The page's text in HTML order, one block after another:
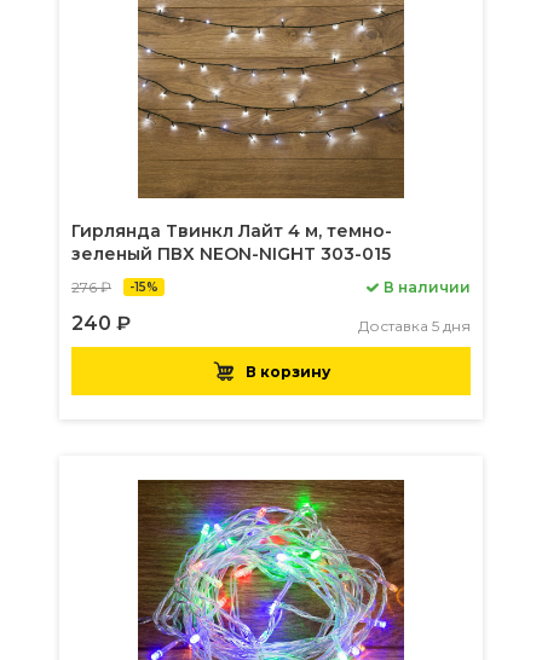
Гирлянда Твинкл Лайт 4 м, темно-
зеленый ПВХ NEON-NIGHT 303-015
276 ₽ -15%
240 ₽
В наличии
Доставка 5 дня
В корзину